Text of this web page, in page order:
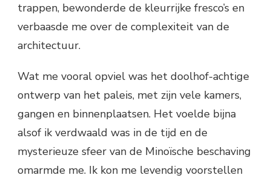
trappen, bewonderde de kleurrijke fresco’s en
verbaasde me over de complexiteit van de
architectuur.
Wat me vooral opviel was het doolhof-achtige
ontwerp van het paleis, met zijn vele kamers,
gangen en binnenplaatsen. Het voelde bijna
alsof ik verdwaald was in de tijd en de
mysterieuze sfeer van de Minoïsche beschaving
omarmde me. Ik kon me levendig voorstellen